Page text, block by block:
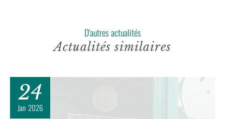
D'autres actualités
Actualités similaires
24
Jan 2026